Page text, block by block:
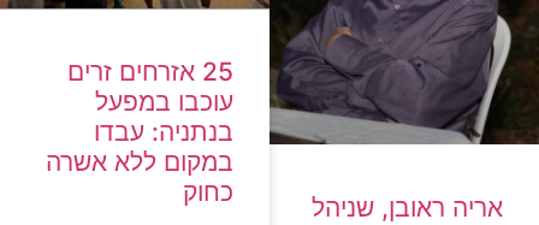
אריה ראובן, שניהל
25 אזרחים זרים
עוכבו במפעל
בנתניה: עבדו
במקום ללא אשרה
כחוק